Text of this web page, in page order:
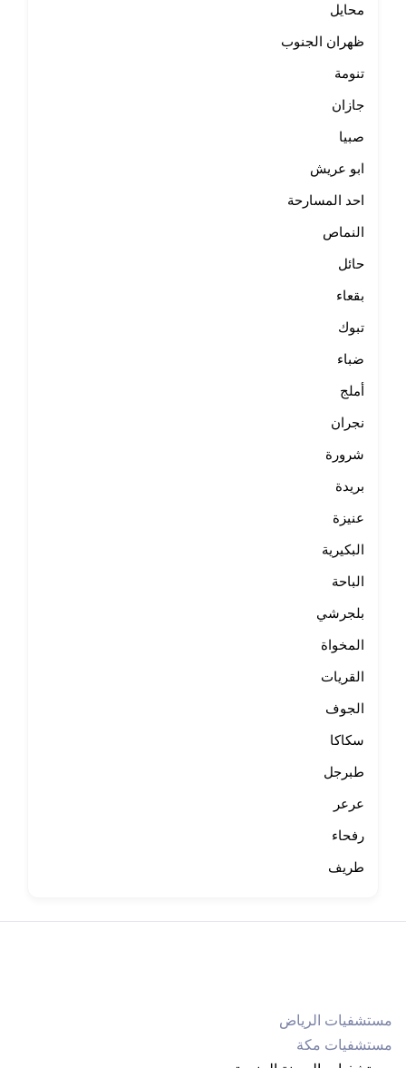
محايل
ظهران الجنوب
تنومة
جازان
صبيا
ابو عريش
احد المسارحة
النماص
حائل
بقعاء
تبوك
ضباء
أملج
نجران
شرورة
بريدة
عنيزة
البكيرية
الباحة
بلجرشي
المخواة
القريات
الجوف
سكاكا
طبرجل
عرعر
رفحاء
طريف
مستشفيات الرياض
مستشفيات مكة